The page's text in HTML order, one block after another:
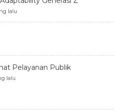
lalu
Pelayanan Publik
lalu